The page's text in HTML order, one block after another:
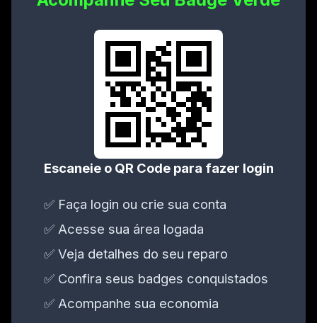
Escaneie o QR Code para fazer login
✅ Faça login ou crie sua conta
✅ Acesse sua área logada
✅ Veja detalhes do seu reparo
✅ Confira seus badges conquistados
✅ Acompanhe sua economia